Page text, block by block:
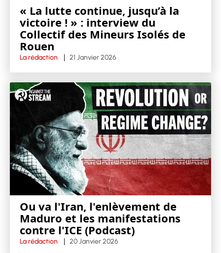
« La lutte continue, jusqu’à la
victoire ! » : interview du
Collectif des Mineurs Isolés de
Rouen
La rédaction 21 Janvier 2026
Ou va l'Iran, l'enlèvement de
Maduro et les manifestations
contre l'ICE (Podcast)
La rédaction 20 Janvier 2026